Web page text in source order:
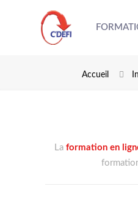
Accueil
La formation en